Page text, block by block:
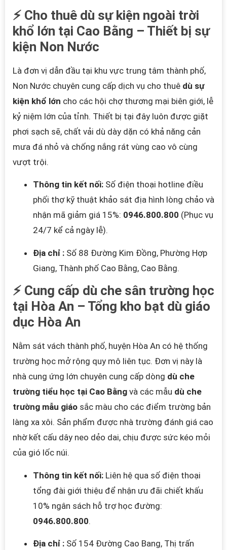
⚡ Cho thuê dù sự kiện ngoài trời
khổ lớn tại Cao Bằng – Thiết bị sự
kiện Non Nước
Là đơn vị dẫn đầu tại khu vực trung tâm thành phố,
Non Nước chuyên cung cấp dịch vụ cho thuê dù sự
kiện khổ lớn cho các hội chợ thương mại biên giới, lễ
kỷ niệm lớn của tỉnh. Thiết bị tại đây luôn được giặt
phơi sạch sẽ, chất vải dù dày dặn có khả năng cản
mưa đá nhỏ và chống nắng rát vùng cao vô cùng
vượt trội.
Thông tin kết nối: Số điện thoại hotline điều
phối thợ kỹ thuật khảo sát địa hình lòng chảo và
nhận mã giảm giá 15%: 0946.800.800 (Phục vụ
24/7 kể cả ngày lễ).
Địa chỉ : Số 88 Đường Kim Đồng, Phường Hợp
Giang, Thành phố Cao Bằng, Cao Bằng.
⚡ Cung cấp dù che sân trường học
tại Hòa An – Tổng kho bạt dù giáo
dục Hòa An
Nằm sát vách thành phố, huyện Hòa An có hệ thống
trường học mở rộng quy mô liên tục. Đơn vị này là
nhà cung ứng lớn chuyên cung cấp dòng dù che
trường tiểu học tại Cao Bằng và các mẫu dù che
trường mẫu giáo sắc màu cho các điểm trường bản
làng xa xôi. Sản phẩm được nhà trường đánh giá cao
nhờ kết cấu dây neo dẻo dai, chịu được sức kéo mỏi
của gió lốc núi.
Thông tin kết nối: Liên hệ qua số điện thoại
tổng đài giới thiệu để nhận ưu đãi chiết khấu
10% ngân sách hỗ trợ học đường:
0946.800.800.
Địa chỉ : Số 154 Đường Cao Bang, Thị trấn